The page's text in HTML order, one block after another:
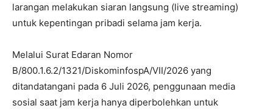
larangan melakukan siaran langsung (live streaming)
untuk kepentingan pribadi selama jam kerja.
Melalui Surat Edaran Nomor
B/800.1.6.2/1321/DiskominfospA/VII/2026 yang
ditandatangani pada 6 Juli 2026, penggunaan media
sosial saat jam kerja hanya diperbolehkan untuk